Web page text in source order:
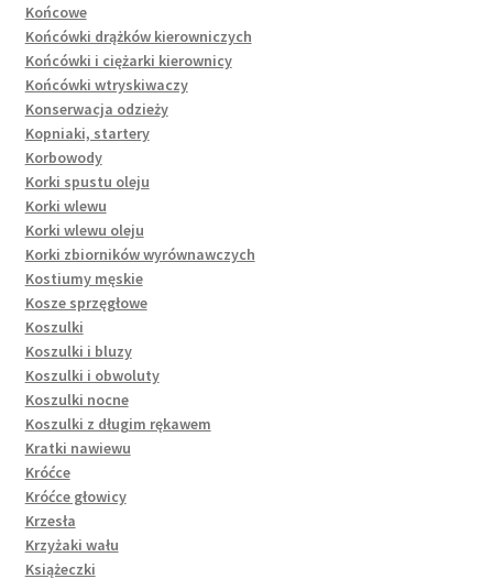
Końcowe
Końcówki drążków kierowniczych
Końcówki i ciężarki kierownicy
Końcówki wtryskiwaczy
Konserwacja odzieży
Kopniaki, startery
Korbowody
Korki spustu oleju
Korki wlewu
Korki wlewu oleju
Korki zbiorników wyrównawczych
Kostiumy męskie
Kosze sprzęgłowe
Koszulki
Koszulki i bluzy
Koszulki i obwoluty
Koszulki nocne
Koszulki z długim rękawem
Kratki nawiewu
Króćce
Króćce głowicy
Krzesła
Krzyżaki wału
Książeczki